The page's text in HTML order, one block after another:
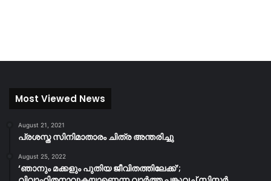
Most Viewed News
August 21, 2021
പ്രശസ്ത സിനിമാതാരം ചിത്ര അന്തരിച്ചു
August 25, 2022
‘ഞാനും മക്കളും പുതിയ ജീവിതത്തിലേക്ക്’;